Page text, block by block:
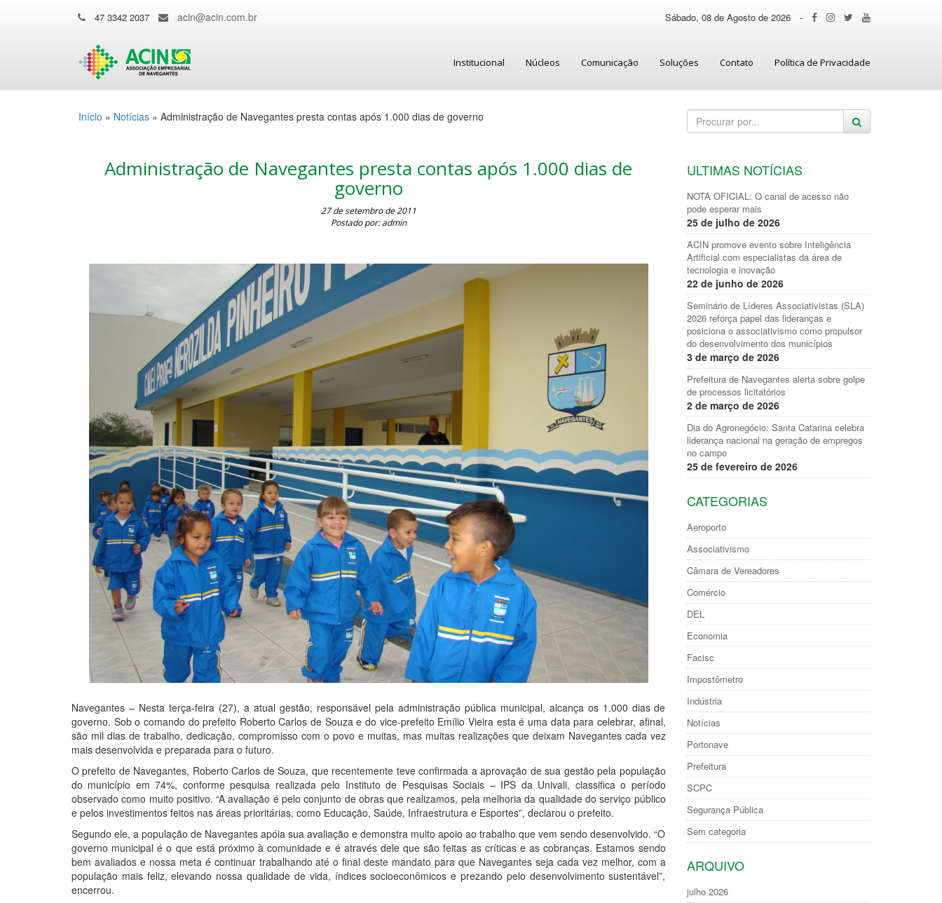
47 3342 2037 acin@acin.com.br Sábado, 08 de Agosto de 2026 -
Institucional Núcleos Comunicação Soluções Contato Política de Privacidade
Início » Notícias » Administração de Navegantes presta contas após 1.000 dias de governo
Administração de Navegantes presta contas após 1.000 dias de
governo
27 de setembro de 2011
Postado por: admin
Navegantes – Nesta terça-feira (27), a atual gestão, responsável pela administração pública municipal, alcança os 1.000 dias de
governo. Sob o comando do prefeito Roberto Carlos de Souza e do vice-prefeito Emílio Vieira esta é uma data para celebrar, afinal,
são mil dias de trabalho, dedicação, compromisso com o povo e muitas, mas muitas realizações que deixam Navegantes cada vez
mais desenvolvida e preparada para o futuro.
O prefeito de Navegantes, Roberto Carlos de Souza, que recentemente teve confirmada a aprovação de sua gestão pela população
do município em 74%, conforme pesquisa realizada pelo Instituto de Pesquisas Sociais – IPS da Univali, classifica o período
observado como muito positivo. “A avaliação é pelo conjunto de obras que realizamos, pela melhoria da qualidade do serviço público
e pelos investimentos feitos nas áreas prioritárias, como Educação, Saúde, Infraestrutura e Esportes”, declarou o prefeito.
Segundo ele, a população de Navegantes apóia sua avaliação e demonstra muito apoio ao trabalho que vem sendo desenvolvido. “O
governo municipal é o que está próximo à comunidade e é através dele que são feitas as críticas e as cobranças. Estamos sendo
bem avaliados e nossa meta é continuar trabalhando até o final deste mandato para que Navegantes seja cada vez melhor, com a
população mais feliz, elevando nossa qualidade de vida, índices socioeconômicos e prezando pelo desenvolvimento sustentável”,
encerrou.
ULTIMAS NOTÍCIAS
NOTA OFICIAL: O canal de acesso não
pode esperar mais
25 de julho de 2026
ACIN promove evento sobre Inteligência
Artificial com especialistas da área de
tecnologia e inovação
22 de junho de 2026
Seminário de Líderes Associativistas (SLA)
2026 reforça papel das lideranças e
posiciona o associativismo como propulsor
do desenvolvimento dos municípios
3 de março de 2026
Prefeitura de Navegantes alerta sobre golpe
de processos licitatórios
2 de março de 2026
Dia do Agronegócio: Santa Catarina celebra
liderança nacional na geração de empregos
no campo
25 de fevereiro de 2026
CATEGORIAS
Aeroporto
Associativismo
Câmara de Vereadores
Comércio
DEL
Economia
Facisc
Impostômetro
Indústria
Notícias
Portonave
Prefeitura
SCPC
Segurança Pública
Sem categoria
ARQUIVO
julho 2026